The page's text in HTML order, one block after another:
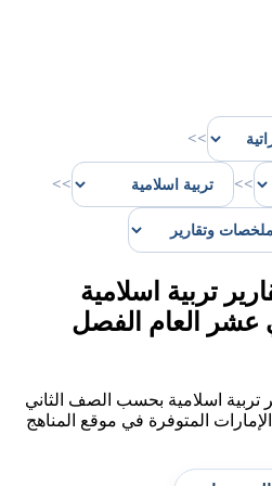
>>
>>
>>
تربية اسلامية
العام الفصل
اسلامية بحسب الصف الثاني
المتوفرة في موقع المناهج